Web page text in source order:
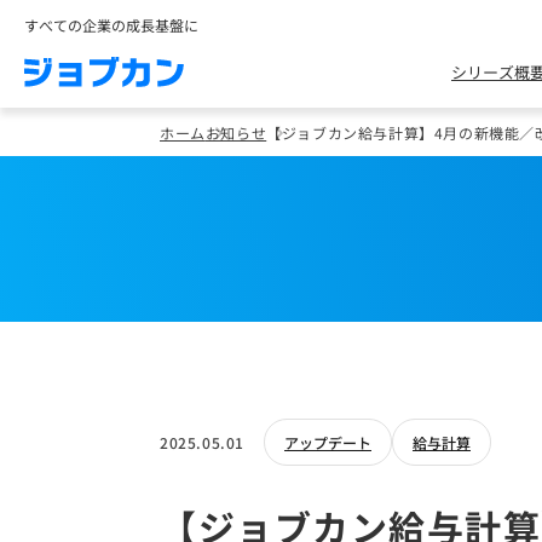
すべての企業の成長基盤に
シリーズ概
ホームお知らせ 【ジョブカン給与計算】4月の新機能
2025.05.01 アップデート 給与計算
【ジョブカン給与計